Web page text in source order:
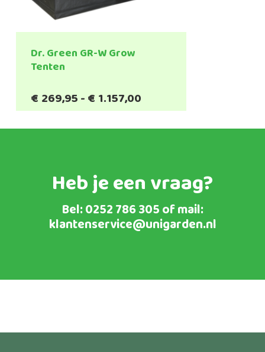
Dr. Green GR-W Grow
Tenten
€ 269,95-€ 1.157,00Prijsklasse:
€269,95
tot
Heb je een vraag?
Bel:0252 786 305of mail:
klantenservice@unigarden.nl